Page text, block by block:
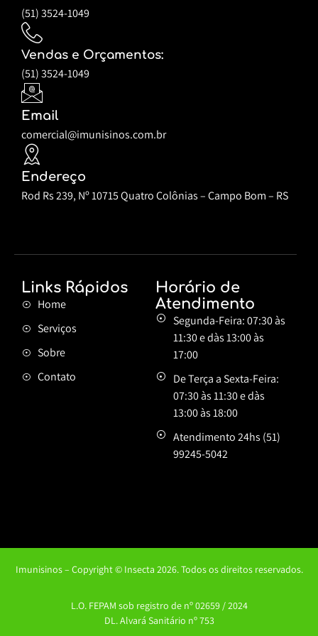
(51) 3524-1049
Vendas e Orçamentos:
(51) 3524-1049
Email
comercial@imunisinos.com.br
Endereço
Rod Rs 239, Nº 10715 Quatro Colônias – Campo Bom – RS
Links Rápidos
Home
Serviços
Sobre
Contato
Horário de
Atendimento
Segunda-Feira:07:30 às
11:30 e dàs 13:00 às
17:00
De Terça a Sexta-Feira:
07:30 às 11:30 e dàs
13:00 às 18:00
Atendimento 24hs (51)
99245-5042
Imunisinos – Copyright © Insecta 2026. Todos os direitos reservados.
L.O. FEPAM sob registro de nº 02659 / 2024
DL. Alvará Sanitário nº 753